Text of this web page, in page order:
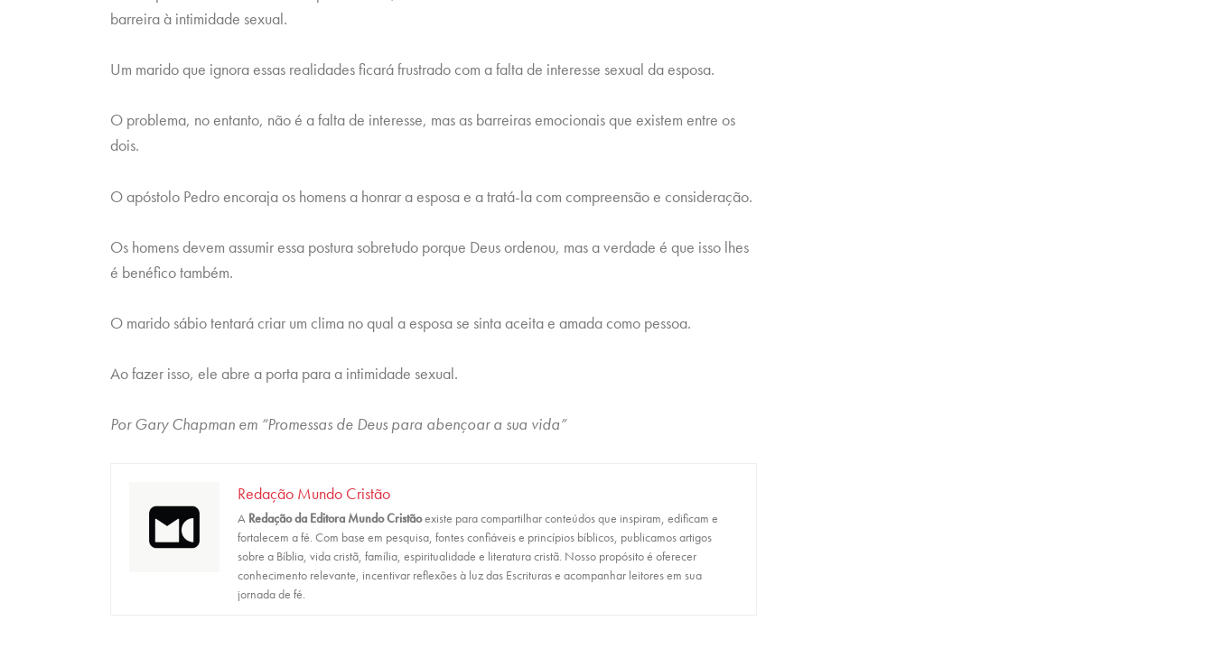
barreira à intimidade sexual.
Um marido que ignora essas realidades ficará frustrado com a falta de interesse sexual da esposa.
O problema, no entanto, não é a falta de interesse, mas as barreiras emocionais que existem entre os
dois.
O apóstolo Pedro encoraja os homens a honrar a esposa e a tratá-la com compreensão e consideração.
Os homens devem assumir essa postura sobretudo porque Deus ordenou, mas a verdade é que isso lhes
é benéfico também.
O marido sábio tentará criar um clima no qual a esposa se sinta aceita e amada como pessoa.
Ao fazer isso, ele abre a porta para a intimidade sexual.
Por Gary Chapman em “Promessas de Deus para abençoar a sua vida”
Redação Mundo Cristão
A Redação da Editora Mundo Cristãoexiste para compartilhar conteúdos que inspiram, edificam e
fortalecem a fé. Com base em pesquisa, fontes confiáveis e princípios bíblicos, publicamos artigos
sobre a Bíblia, vida cristã, família, espiritualidade e literatura cristã. Nosso propósito é oferecer
conhecimento relevante, incentivar reflexões à luz das Escrituras e acompanhar leitores em sua
jornada de fé.